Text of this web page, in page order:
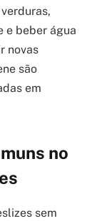
e beber água
novas
são
em
no
sem